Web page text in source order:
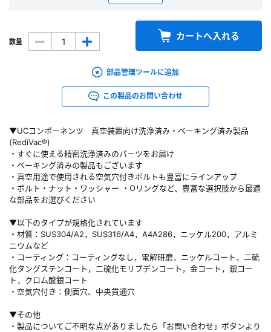
▼UCコンポーネンツ 真空装置向け洗浄済み・ベーキング済み製品
(RediVac®)
・すぐに使える精密洗浄済みのパーツをお届け
・ベーキング済みの製品もございます
・真空用途で使用される空気穴付きボルトも豊富にラインアップ
・ボルト・ナット・ワッシャー ・Oリングなど、豊富な選択肢から最適
な部品をお選びください
▼以下のタイプが規格化されています
・材質：SUS304/A2，SUS316/A4，A4A286，ニッケル200，アルミ
ニウムなど
・コーティング：コーティングなし，電解研磨，ニッケルコート，二硫
化タングステンコート，二硫化モリブデンコート，金コート，銀コー
ト，クロム酸銀コート
・空気穴付き：側面穴、中央貫通穴
▼その他
・製品についてご不明な点がありましたら「お問い合わせ」ボタンより
数量 カートへ入れる
部品管理ツールに追加
この製品のお問い合わせ
会員の方はこちら
※パスワードをお忘れの方は、パスワード再発行ページへ
※メールアドレスを忘れた方は、お問い合わせページよりお問い合わせくださ